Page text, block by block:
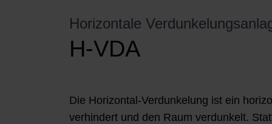
Horizontale
H-VDA
Die Horizontal-Verdunkelung ist ein
verhindert und den Raum verdunkelt.